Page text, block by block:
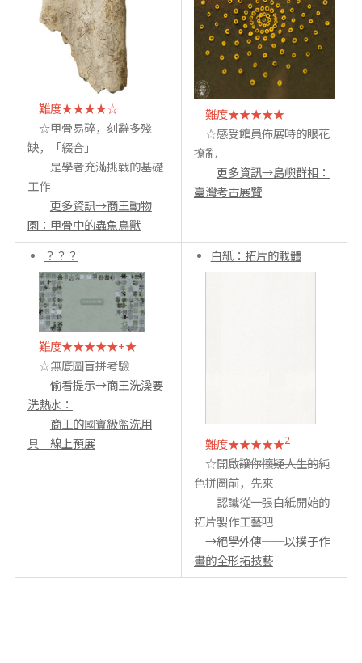
難度★★★★☆
☆甲骨易碎，刻辭多殘
缺，「綴合」
是學者充滿挑戰的基礎
工作
更多資訊→商王動物
園：甲骨中的蟲魚鳥獸
難度★★★★★
☆感受館員佈展時的眼花
撩亂
更多資訊→島嶼群相：
臺灣考古展覽
？？？
難度★★★★★+★
☆無底圖盲拼考驗
偷看提示→商王洗澡要
洗熱水：
商王的國寶級盥洗用
具 線上預展
白紙：拓片的載體
難度★★★★★2
☆開啟讓你懷疑人生的純
色拼圖前，先來
認識從一張白紙開始的
拓片製作工藝吧
→絕學外傳──以撲子作
畫的全形拓技藝